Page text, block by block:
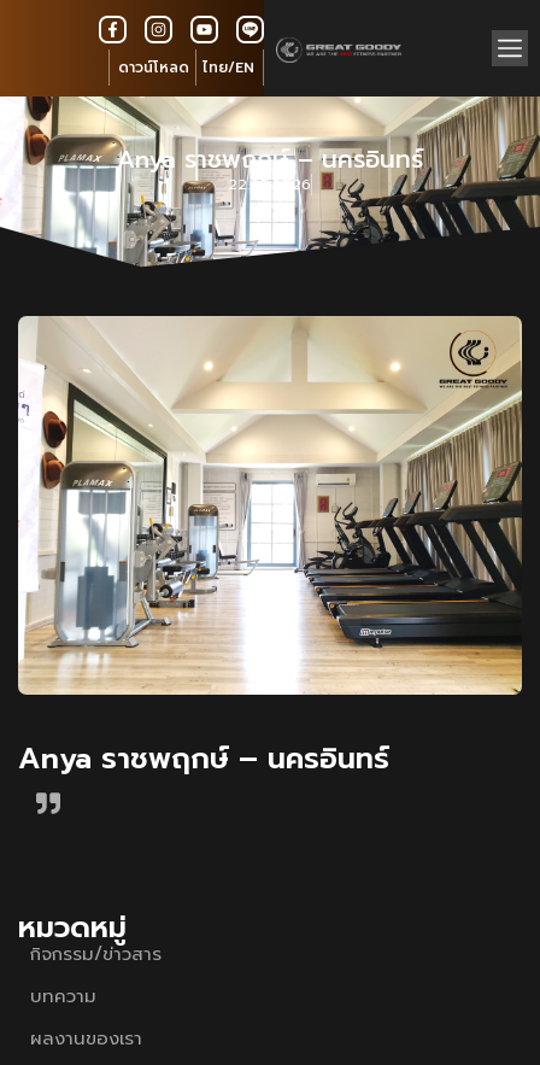
ดาวน์โหลด ไทย/EN
Anya ราชพฤกษ์ – นครอินทร์
22.05.2026
Anya ราชพฤกษ์ – นครอินทร์
หมวดหมู่
กิจกรรม/ข่าวสาร
บทความ
ผลงานของเรา